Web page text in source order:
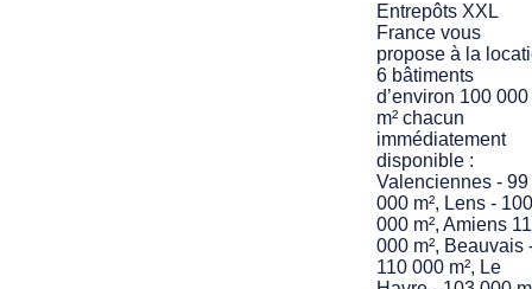
Entrepôts XXL
France vous
propose à la
6 bâtiments
d’environ 100 000
m² chacun
immédiatement
disponible :
Valenciennes - 99
000 m², Lens -
000 m², Amiens
000 m², Beauvais
110 000 m², Le